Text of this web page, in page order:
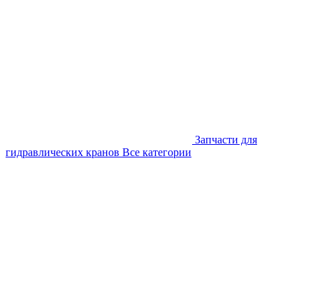
Запчасти для
гидравлических кранов Все категории